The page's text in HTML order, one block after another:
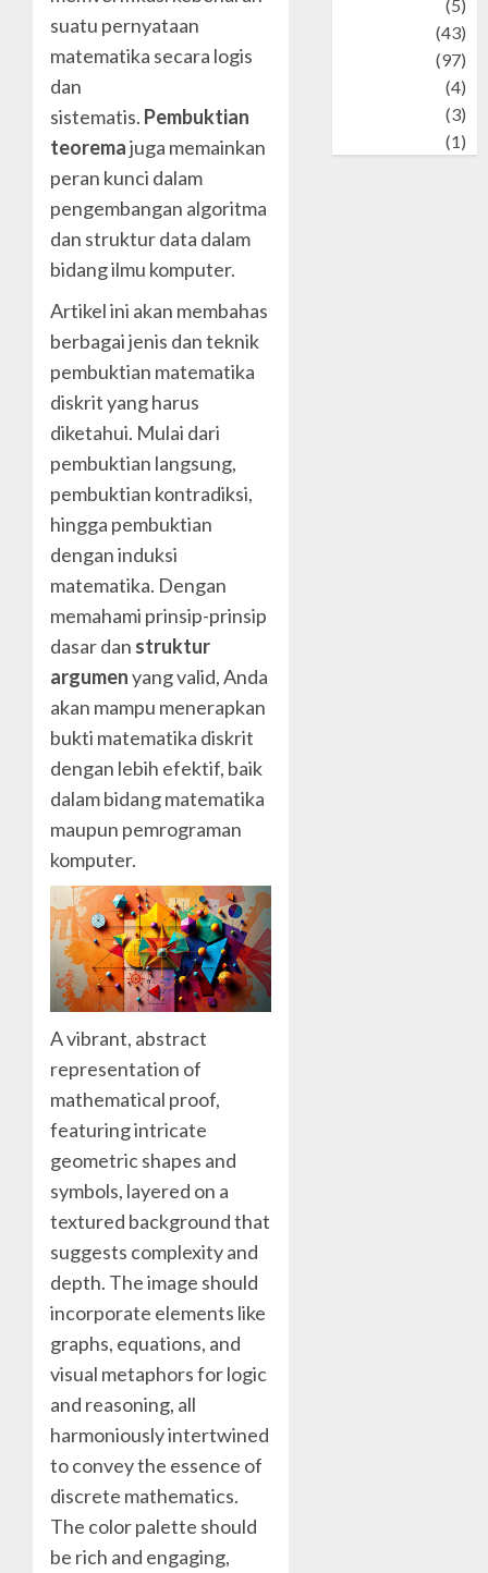
suatu pernyataan
matematika secara logis
dan
sistematis. Pembuktian
teoremajuga memainkan
peran kunci dalam
pengembangan algoritma
dan struktur data dalam
bidang ilmu komputer.
Artikel ini akan membahas
berbagai jenis dan teknik
pembuktian matematika
diskrit yang harus
diketahui. Mulai dari
pembuktian langsung,
pembuktian kontradiksi,
hingga pembuktian
dengan induksi
matematika. Dengan
memahami prinsip-prinsip
dasar dan struktur
argumenyang valid, Anda
akan mampu menerapkan
bukti matematika diskrit
dengan lebih efektif, baik
dalam bidang matematika
maupun pemrograman
komputer.
A vibrant, abstract
representation of
mathematical proof,
featuring intricate
geometric shapes and
symbols, layered on a
textured background that
suggests complexity and
depth. The image should
incorporate elements like
graphs, equations, and
visual metaphors for logic
and reasoning, all
harmoniously intertwined
to convey the essence of
discrete mathematics.
The color palette should
be rich and engaging,
(5)
(43)
(97)
(4)
(3)
(1)